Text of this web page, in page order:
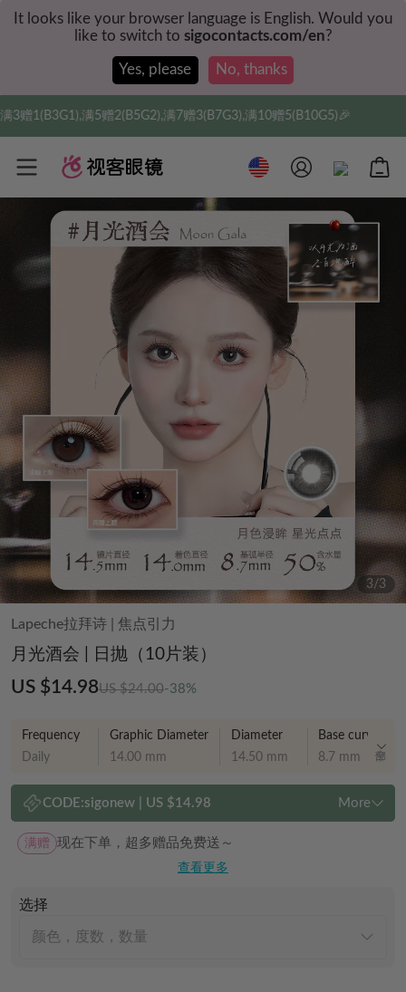
It looks like your browser language is English. Would you
like to switch to sigocontacts.com/en?
Yes, please No, thanks
满7赠3(B7G3),满10赠5(B10G5)🎉 实付满
3/3
Lapeche拉拜诗 焦点引力
月光酒会 | 日抛（10片装）
US $14.98US $24.00-38%
Frequency
Daily
Graphic Diameter
14.00 mm
Diameter
14.50 mm
Base curve
8.7 mm
CODE:sigonew| US $14.98 More
满赠 现在下单，超多赠品免费送～
查看更多
选择
颜色，度数，数量